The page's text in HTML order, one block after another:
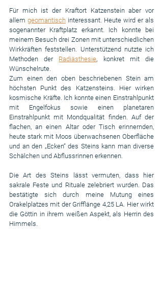
Für mich ist der Kraftort Katzenstein aber vor
allem geomantisch interessant. Heute wird er als
sogenannter Kraftplatz erkannt. Ich konnte bei
meinem Besuch drei Zonen mit unterschiedlichen
Wirkkräften feststellen. Unterstützend nutzte ich
Methoden der Radiästhesie, konkret mit die
Wünschelrute.
Zum einen den oben beschriebenen Stein am
höchsten Punkt des Katzensteins. Hier wirken
kosmische Kräfte. Ich konnte einen Einstrahlpunkt
mit Engelfokus sowie einen planetaren
Einstrahlpunkt mit Mondqualität finden. Auf der
flachen, an einen Altar oder Tisch erinnernden,
heute stark mit Moos überwachsenen Oberfläche
und an den „Ecken“ des Steins kann man diverse
Schälchen und Abflussrinnen erkennen.
Die Art des Steins lässt vermuten, dass hier
sakrale Feste und Rituale zelebriert wurden. Das
bestätigte sich durch meine Mutung eines
Orakelplatzes mit der Grifflänge 4,25 LA. Hier wirkt
die Göttin in ihrem weißen Aspekt, als Herrin des
Himmels.